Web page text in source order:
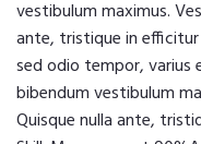
vestibulum maximus.
ante, tristique in
sed odio tempor, varius
bibendum vestibulum
Quisque nulla ante,